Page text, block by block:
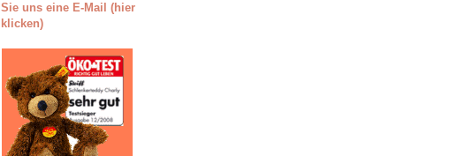
Sie uns eine E-Mail (hier
klicken)